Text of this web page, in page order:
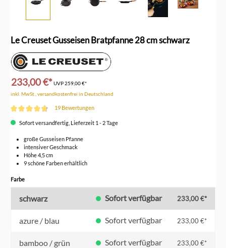
Le Creuset Gusseisen Bratpfanne 28 cm schwarz
233,00 €*UVP259,00 €*
inkl. MwSt., versandkostenfrei in Deutschland
19 Bewertungen
Sofort versandfertig, Lieferzeit 1 - 2 Tage
große Gusseisen Pfanne
intensiver Geschmack
Höhe 4,5 cm
9 schöne Farben erhältlich
Farbeauswählen
schwarz Sofort verfügbar 233,00 €*
azure / blau Sofort verfügbar 233,00 €*
bamboo / grün Sofort verfügbar 233,00 €*